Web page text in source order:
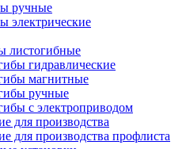
ручные
электрические
листогибные
гидравлические
магнитные
ручные
с электроприводом
для производства
для производства профлиста